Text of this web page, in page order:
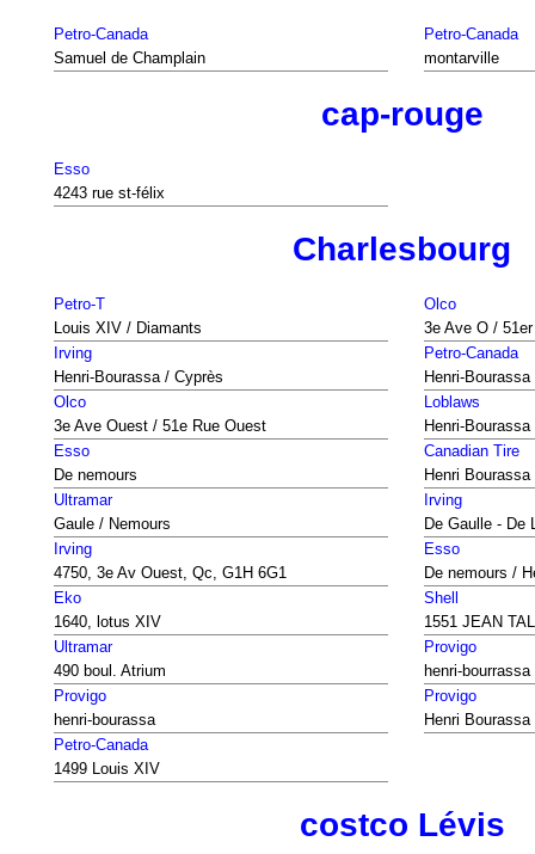
Petro-Canada
Samuel de Champlain
Petro-Canada
montarville
cap-rouge
Esso
4243 rue st-félix
Charlesbourg
Petro-T
Louis XIV / Diamants
Olco
3e Ave O /
Irving
Henri-Bourassa / Cyprès
Petro-Canada
Henri-
Olco
3e Ave Ouest / 51e Rue Ouest
Loblaws
Henri-
Esso
De nemours
Canadian Tire
Henri Bourassa
Ultramar
Gaule / Nemours
Irving
De Gaulle - De
Irving
4750, 3e Av Ouest, Qc, G1H 6G1
Esso
De nemours /
Eko
1640, lotus XIV
Shell
1551 JEAN
Ultramar
490 boul. Atrium
Provigo
henri-bourrassa
Provigo
henri-bourassa
Provigo
Henri Bourassa
Petro-Canada
1499 Louis XIV
costco Lévis